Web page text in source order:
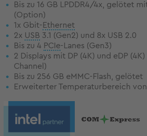
Bis zu 16 GB LPDDR4/4x, gelötet
(Option)
1x Gbit- Ethernet
2x USB 3.1 (Gen2) und 8x USB 2.0
Bis zu 4 PCIe-Lanes (Gen3)
2 Displays mit DP (4K) und eDP
Channel)
Bis zu 256 GB eMMC-Flash, gelötet
Erweiterter Temperaturbereich von